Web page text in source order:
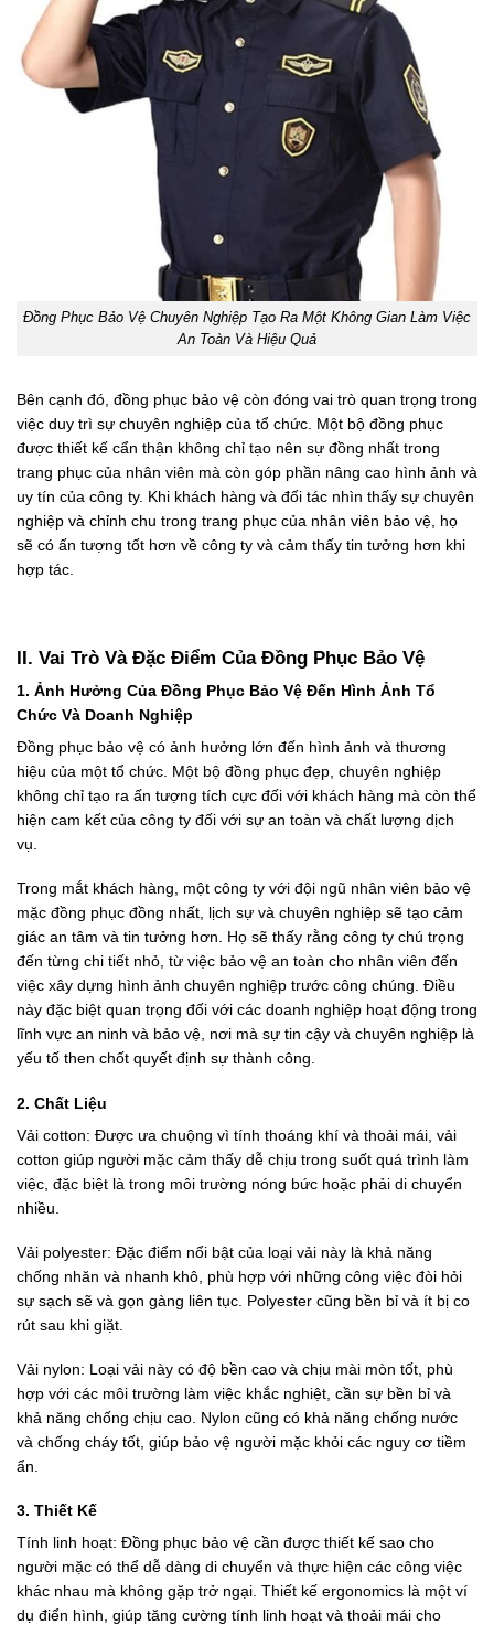
Đồng Phục Bảo Vệ Chuyên Nghiệp Tạo Ra Một Không Gian Làm Việc
An Toàn Và Hiệu Quả
Bên cạnh đó, đồng phục bảo vệ còn đóng vai trò quan trọng trong
việc duy trì sự chuyên nghiệp của tổ chức. Một bộ đồng phục
được thiết kế cẩn thận không chỉ tạo nên sự đồng nhất trong
trang phục của nhân viên mà còn góp phần nâng cao hình ảnh và
uy tín của công ty. Khi khách hàng và đối tác nhìn thấy sự chuyên
nghiệp và chỉnh chu trong trang phục của nhân viên bảo vệ, họ
sẽ có ấn tượng tốt hơn về công ty và cảm thấy tin tưởng hơn khi
hợp tác.
II. Vai Trò Và Đặc Điểm Của Đồng Phục Bảo Vệ
1. Ảnh Hưởng Của Đồng Phục Bảo Vệ Đến Hình Ảnh Tổ
Chức Và Doanh Nghiệp
Đồng phục bảo vệ có ảnh hưởng lớn đến hình ảnh và thương
hiệu của một tổ chức. Một bộ đồng phục đẹp, chuyên nghiệp
không chỉ tạo ra ấn tượng tích cực đối với khách hàng mà còn thể
hiện cam kết của công ty đối với sự an toàn và chất lượng dịch
vụ.
Trong mắt khách hàng, một công ty với đội ngũ nhân viên bảo vệ
mặc đồng phục đồng nhất, lịch sự và chuyên nghiệp sẽ tạo cảm
giác an tâm và tin tưởng hơn. Họ sẽ thấy rằng công ty chú trọng
đến từng chi tiết nhỏ, từ việc bảo vệ an toàn cho nhân viên đến
việc xây dựng hình ảnh chuyên nghiệp trước công chúng. Điều
này đặc biệt quan trọng đối với các doanh nghiệp hoạt động trong
lĩnh vực an ninh và bảo vệ, nơi mà sự tin cậy và chuyên nghiệp là
yếu tố then chốt quyết định sự thành công.
2. Chất Liệu
Vải cotton: Được ưa chuộng vì tính thoáng khí và thoải mái, vải
cotton giúp người mặc cảm thấy dễ chịu trong suốt quá trình làm
việc, đặc biệt là trong môi trường nóng bức hoặc phải di chuyển
nhiều.
Vải polyester: Đặc điểm nổi bật của loại vải này là khả năng
chống nhăn và nhanh khô, phù hợp với những công việc đòi hỏi
sự sạch sẽ và gọn gàng liên tục. Polyester cũng bền bỉ và ít bị co
rút sau khi giặt.
Vải nylon: Loại vải này có độ bền cao và chịu mài mòn tốt, phù
hợp với các môi trường làm việc khắc nghiệt, cần sự bền bỉ và
khả năng chống chịu cao. Nylon cũng có khả năng chống nước
và chống cháy tốt, giúp bảo vệ người mặc khỏi các nguy cơ tiềm
ẩn.
3. Thiết Kế
Tính linh hoạt: Đồng phục bảo vệ cần được thiết kế sao cho
người mặc có thể dễ dàng di chuyển và thực hiện các công việc
khác nhau mà không gặp trở ngại. Thiết kế ergonomics là một ví
dụ điển hình, giúp tăng cường tính linh hoạt và thoải mái cho